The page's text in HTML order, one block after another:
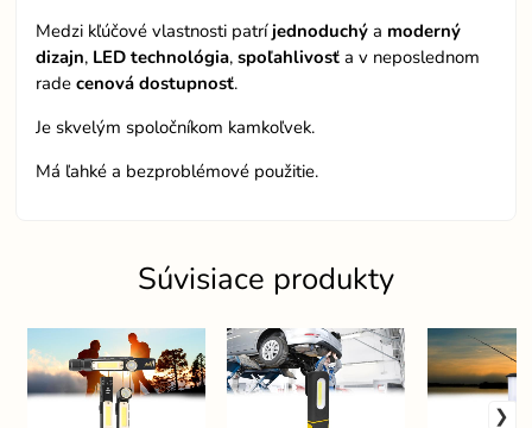
Medzi kľúčové vlastnosti patrí jednoduchý a moderný
dizajn, LED technológia, spoľahlivosť a v neposlednom
radecenová dostupnosť.
Je skvelým spoločníkom kamkoľvek.
Má ľahké a bezproblémové použitie.
Súvisiace produkty